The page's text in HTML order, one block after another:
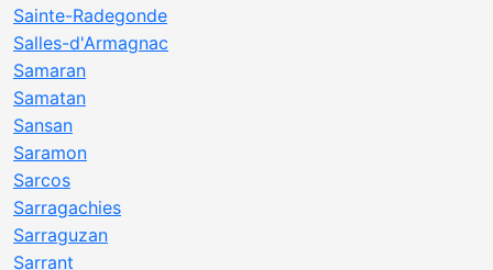
Sainte-Radegonde
Salles-d'Armagnac
Samaran
Samatan
Sansan
Saramon
Sarcos
Sarragachies
Sarraguzan
Sarrant